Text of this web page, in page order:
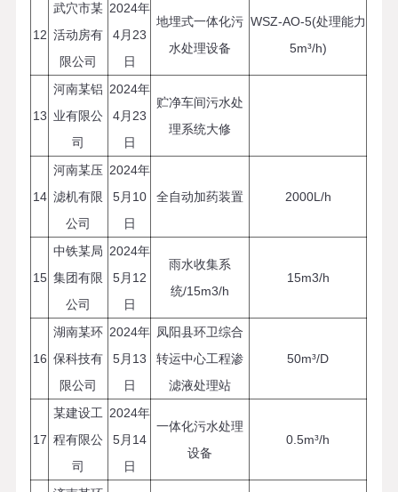
12
武穴市某
活动房有
限公司
2024年
4月23
日
地埋式一体化污
水处理设备
WSZ-AO-5(处理能力
5m³/h)
13
河南某铝
业有限公
司
2024年
4月23
日
贮净车间污水处
理系统大修
14
河南某压
滤机有限
公司
2024年
5月10
日
全自动加药装置 2000L/h
15
中铁某局
集团有限
公司
2024年
5月12
日
雨水收集系
统/15m3/h
15m3/h
16
湖南某环
保科技有
限公司
2024年
5月13
日
凤阳县环卫综合
转运中心工程渗
滤液处理站
50m³/D
17
某建设工
程有限公
司
2024年
5月14
日
一体化污水处理
设备
0.5m³/h